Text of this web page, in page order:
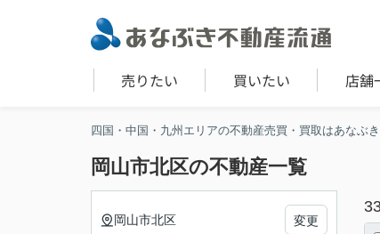
売りたい 買いたい 店舗
四国・中国・九州エリアの不動産売買・買取はあなぶ
岡山市北区の不動産一覧
岡山市北区 変更